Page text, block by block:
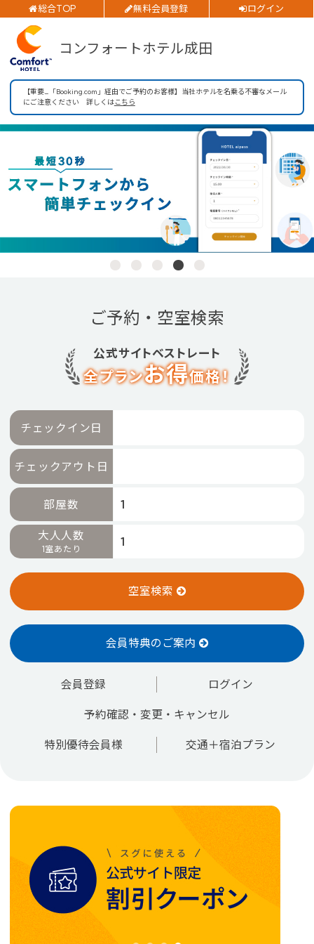
総合TOP 無料会員登録 ログイン
コンフォートホテル成田
チェックイン日
チェックアウト日
部屋数
大人人数
空室検索
会員特典のご案内
予約確認・変更・キャンセル
【重要_「Booking.com」経由でご予約のお客様】当社ホテルを名乗る不審なメール
にご注意ください 詳しくはこちら
ご予約・空室検索
公式サイトベストレート
全プランお得価格！
チェックイン日
チェックアウト日
部屋数
大人人数
1室あたり
空室検索
会員特典のご案内
会員登録 ログイン
予約確認・変更・キャンセル
特別優待会員様 交通＋宿泊プラン
公式Webサイトからのご予約